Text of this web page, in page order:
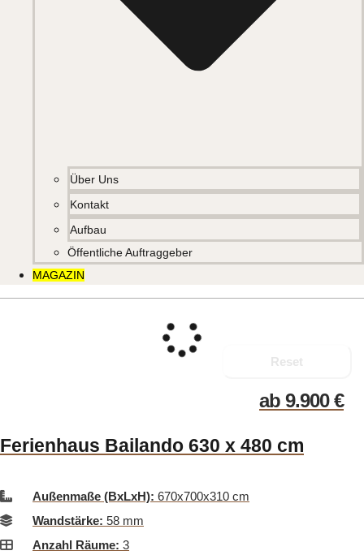
Über Uns
Kontakt
Aufbau
Öffentliche Auftraggeber
MAGAZIN
Reset
ab 9.900€
Ferienhaus Bailando 630 x 480 cm
Außenmaße (BxLxH): 670x700x310 cm
Wandstärke: 58 mm
Anzahl Räume: 3